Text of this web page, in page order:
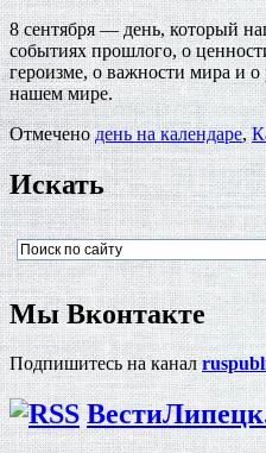
8 сентября — день, который
событиях прошлого, о
героизме, о важности мира и о
нашем мире.
Отмеченодень на календаре,
Искать
Мы Вконтакте
Подпишитесь на канал